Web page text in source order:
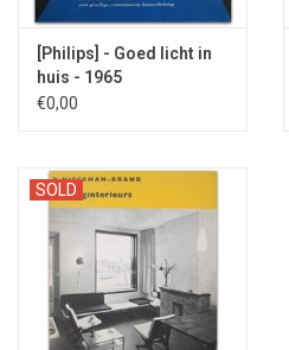
[Philips] - Goed licht in
huis - 1965
€0,00
SOLD